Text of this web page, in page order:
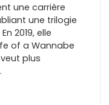
une carrière
une trilogie
2019, elle
of a Wannabe
plus